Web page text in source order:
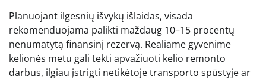
Planuojant ilgesnių išvykų išlaidas, visada
rekomenduojama palikti maždaug 10–15 procentų
nenumatytą finansinį rezervą. Realiame gyvenime
kelionės metu gali tekti apvažiuoti kelio remonto
darbus, ilgiau įstrigti netikėtoje transporto spūstyje ar